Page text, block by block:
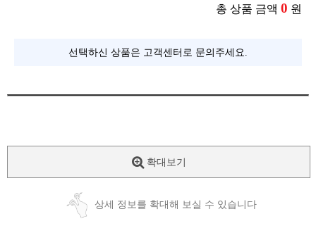
총 상품 금액 0 원
선택하신 상품은 고객센터로 문의주세요.
확대보기
상세 정보를 확대해 보실 수 있습니다